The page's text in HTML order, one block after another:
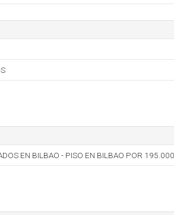
EN BILBAO - PISO EN BILBAO POR 195.000